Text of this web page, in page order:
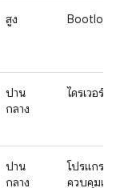
สูง
ปาน
กลาง
ไดรเวอร์วิ
ปาน
กลาง
โปรแกรม
ควบคุมเสี